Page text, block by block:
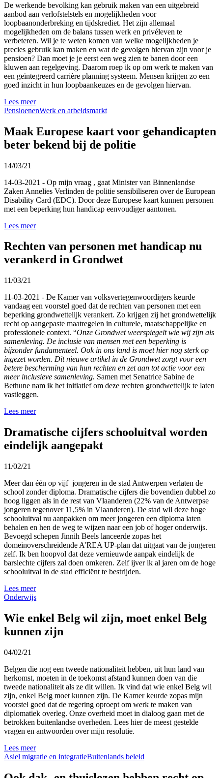
De werkende bevolking kan gebruik maken van een uitgebreid
aanbod aan verlofstelstels en mogelijkheden voor
loopbaanonderbreking en tijdskrediet. Het zijn allemaal
mogelijkheden om de balans tussen werk en privéleven te
verbeteren. Wil je te weten komen van welke mogelijkheden je
precies gebruik kan maken en wat de gevolgen hiervan zijn voor je
pensioen? Dan moet je je eerst een weg zien te banen door een
kluwen aan regelgeving. Daarom roep ik op om werk te maken van
een geïntegreerd carrière planning systeem. Mensen krijgen zo een
goed inzicht in hun loopbaankeuzes en de gevolgen hiervan.
Lees meer
PensioenenWerk en arbeidsmarkt
Maak Europese kaart voor gehandicapten
beter bekend bij de politie
14/03/21
14-03-2021 - Op mijn vraag , gaat Minister van Binnenlandse
Zaken Annelies Verlinden de politie sensibiliseren over de European
Disability Card (EDC). Door deze Europese kaart kunnen personen
met een beperking hun handicap eenvoudiger aantonen.
Lees meer
Rechten van personen met handicap nu
verankerd in Grondwet
11/03/21
11-03-2021 - De Kamer van volksvertegenwoordigers keurde
vandaag een voorstel goed dat de rechten van personen met een
beperking grondwettelijk verankert. Zo krijgen zij het grondwettelijk
recht op aangepaste maatregelen in culturele, maatschappelijke en
professionele context. “Onze Grondwet weerspiegelt wie wij zijn als
samenleving. De inclusie van mensen met een beperking is
bijzonder fundamenteel. Ook in ons land is moet hier nog sterk op
ingezet worden. Dit nieuwe artikel in de Grondwet zorgt voor een
betere bescherming van hun rechten en zet aan tot actie voor een
meer inclusieve samenleving. Samen met Senatrice Sabine de
Bethune nam ik het initiatief om deze rechten grondwettelijk te laten
vastleggen.
Lees meer
Dramatische cijfers schooluitval worden
eindelijk aangepakt
11/02/21
Meer dan één op vijf jongeren in de stad Antwerpen verlaten de
school zonder diploma. Dramatische cijfers die bovendien dubbel zo
hoog liggen als in de rest van Vlaanderen (22% van de Antwerpse
jongeren tegenover 11,5% in Vlaanderen). De stad wil deze hoge
schooluitval nu aanpakken om meer jongeren een diploma laten
behalen en hen de weg te wijzen naar een job of hoger onderwijs.
Bevoegd schepen Jinnih Beels lanceerde zopas het
domeinoverschreidende A’REA UP-plan dat uitgaat van de jongeren
zelf. Ik ben hoopvol dat deze vernieuwde aanpak eindelijk de
barslechte cijfers zal doen omkeren. Zelf ijver ik al jaren om de hoge
schooluitval in de stad efficiënt te bestrijden.
Lees meer
Onderwijs
Wie enkel Belg wil zijn, moet enkel Belg
kunnen zijn
04/02/21
Belgen die nog een tweede nationaliteit hebben, uit hun land van
herkomst, moeten in de toekomst afstand kunnen doen van die
tweede nationaliteit als ze dit willen. Ik vind dat wie enkel Belg wil
zijn, enkel Belg moet kunnen zijn. De Kamer keurde zopas mijn
voorstel goed dat de regering oproept om werk te maken van
diplomatiek overleg. Onze overheid moet in dialoog gaan met de
betrokken buitenlandse overheden. Lees hier de meest gestelde
vragen en antwoorden over mijn resolutie.
Lees meer
Asiel migratie en integratieBuitenlands beleid